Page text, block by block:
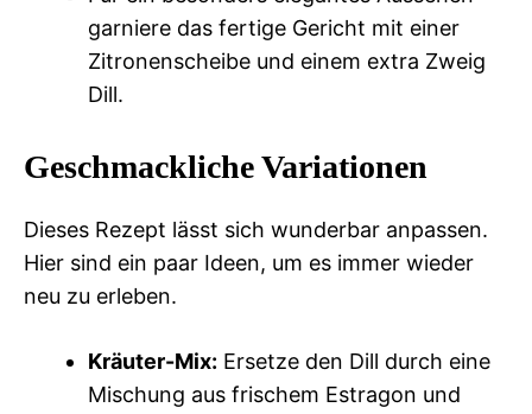
garniere das fertige Gericht mit einer
Zitronenscheibe und einem extra Zweig
Dill.
Geschmackliche Variationen
Dieses Rezept lässt sich wunderbar anpassen.
Hier sind ein paar Ideen, um es immer wieder
neu zu erleben.
Kräuter-Mix: Ersetze den Dill durch eine
Mischung aus frischem Estragon und